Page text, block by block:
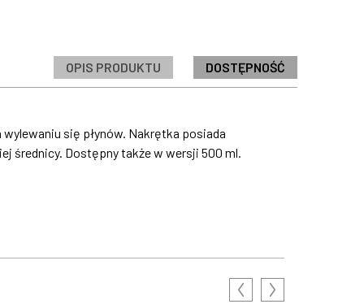
OPIS PRODUKTU DOSTĘPNOŚĆ
się płynów. Nakrętka posiada
średnicy. Dostępny także w wersji 500 ml.